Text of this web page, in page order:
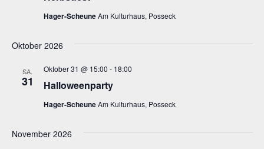
Hager-ScheuneAm Kulturhaus, Posseck
Oktober 2026
SA.
31 Halloweenparty
Oktober 31 @ 15:00 - 18:00
Hager-ScheuneAm Kulturhaus, Posseck
November 2026